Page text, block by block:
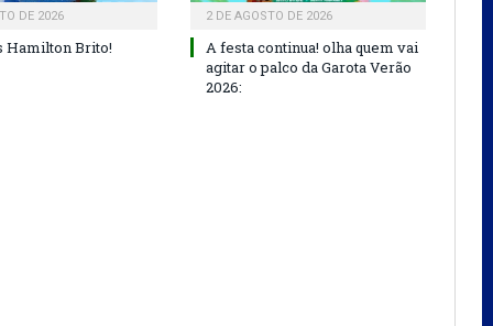
DE 2026
Hamilton Brito!
2 DE AGOSTO DE 2026
A festa continua! olha quem vai
agitar o palco da Garota Verão
2026: